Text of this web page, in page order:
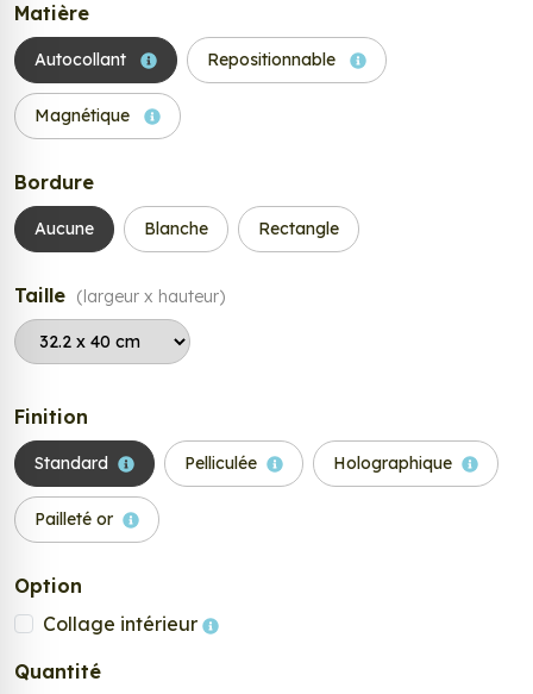
Matière
Autocollant Repositionnable
Magnétique
Bordure
Aucune Blanche Rectangle
Taille (largeur x hauteur)
Finition
Standard Pelliculée Holographique
Pailleté or
Option
Collage intérieur
Quantité